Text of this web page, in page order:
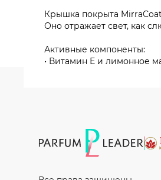
Крышка покрыта
Оно отражает свет, как
Активные компоненты:
• Витамин Е и лимонное